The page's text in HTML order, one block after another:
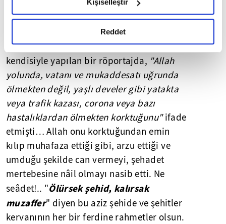
okumak ve sitemizi ziyaretiniz kapsamında
gerçekleştirilen veri işleme faaliyetleri ile ilgili daha
detaylı bilgi almak için lütfentıklayınız.
Kişiselleştir
Reddet
biçimde göreceği şey, bu aziz şehid de
kendinden önceki komuta kademesindeki
her bir selefi gibi şehadet arzusuyla dolu
bir gönül sahibidir... Daha önceden
kendisiyle yapılan bir röportajda, "Allah
yolunda, vatanı ve mukaddesatı uğrunda
ölmekten değil, yaşlı develer gibi yatakta
veya trafik kazası, corona veya bazı
hastalıklardan ölmekten korktuğunu"ifade
etmişti… Allah onu korktuğundan emin
kılıp muhafaza ettiği gibi, arzu ettiği ve
umduğu şekilde can vermeyi, şehadet
mertebesine nâil olmayı nasib etti. Ne
seâdet!.. "Ölürsek şehid, kalırsak
muzaffer" diyen bu aziz şehide ve şehitler
kervanının her bir ferdine rahmetler olsun.